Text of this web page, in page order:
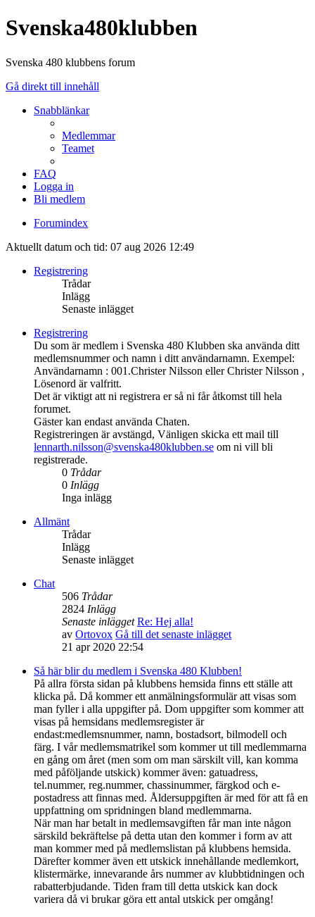
Svenska480klubben
Svenska 480 klubbens forum
Gå direkt till innehåll
Snabblänkar
Medlemmar
Teamet
FAQ
Logga in
Bli medlem
Forumindex
Aktuellt datum och tid: 07 aug 2026 12:49
Registrering
Trådar
Inlägg
Senaste inlägget
Registrering
Du som är medlem i Svenska 480 Klubben ska använda ditt
medlemsnummer och namn i ditt användarnamn. Exempel:
Användarnamn : 001.Christer Nilsson eller Christer Nilsson ,
Lösenord är valfritt.
Det är viktigt att ni registrera er så ni får åtkomst till hela
forumet.
Gäster kan endast använda Chaten.
Registreringen är avstängd, Vänligen skicka ett mail till
lennarth.nilsson@svenska480klubben.se om ni vill bli
registrerade.
0 Trådar
0 Inlägg
Inga inlägg
Allmänt
Trådar
Inlägg
Senaste inlägget
Chat
506 Trådar
2824 Inlägg
Senaste inlägget Re: Hej alla!
av Ortovox Gå till det senaste inlägget
21 apr 2020 22:54
Så här blir du medlem i Svenska 480 Klubben!
På allra första sidan på klubbens hemsida finns ett ställe att
klicka på. Då kommer ett anmälningsformulär att visas som
man fyller i alla uppgifter på. Dom uppgifter som kommer att
visas på hemsidans medlemsregister är
endast:medlemsnummer, namn, bostadsort, bilmodell och
färg. I vår medlemsmatrikel som kommer ut till medlemmarna
en gång om året (men som om man särskilt vill, kan komma
med påföljande utskick) kommer även: gatuadress,
tel.nummer, reg.nummer, chassinummer, färgkod och e-
postadress att finnas med. Åldersuppgiften är med för att få en
uppfattning om spridningen bland medlemmarna.
När man har betalt in medlemsavgiften får man inte någon
särskild bekräftelse på detta utan den kommer i form av att
man kommer med på medlemslistan på klubbens hemsida.
Därefter kommer även ett utskick innehållande medlemkort,
klistermärke, innevarande års nummer av klubbtidningen och
rabatterbjudande. Tiden fram till detta utskick kan dock
variera då vi brukar göra ett antal utskick per omgång!